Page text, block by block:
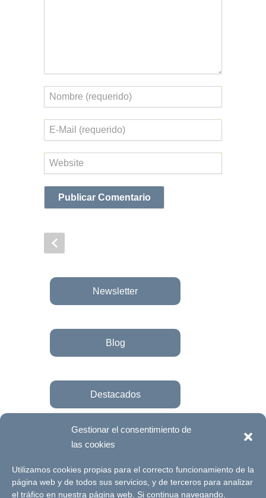
Gestionar el consentimiento de
las cookies
Utilizamos cookies propias para el correcto funcionamiento de la
página web y de todos sus servicios, y de terceros para analizar
el tráfico en nuestra página web. Si continua navegando,
Nombre
Correo
electrónico
Web
Newsletter
Blog
Destacados
Únete a la fundación